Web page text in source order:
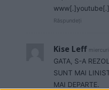
Răspundeți
Kise Leff
GATA, S-A
SUNT MAI
MAI DEPARTE.